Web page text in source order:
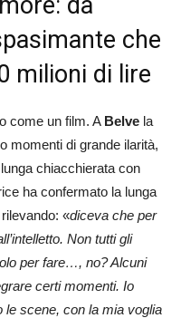
che
milioni di lire
come un film. A Belve la
momenti di grande ilarità,
chiacchierata con
ha confermato la lunga
rilevando: «diceva che per
Non tutti gli
per fare…, no? Alcuni
certi momenti. Io
scene, con la mia voglia